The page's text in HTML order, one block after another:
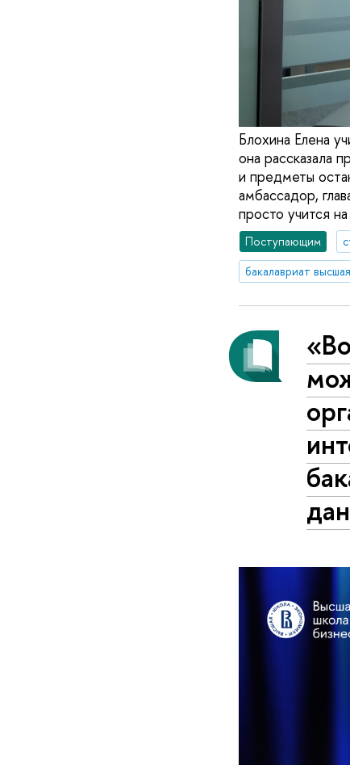
Блохина Елена
она рассказала
и предметы
амбассадор,
просто учится
Поступающим
бакалавриат